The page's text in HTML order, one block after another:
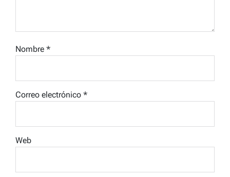
Nombre *
Correo electrónico *
Web